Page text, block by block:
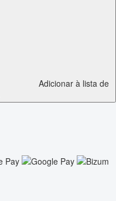
Adicionar à lista de